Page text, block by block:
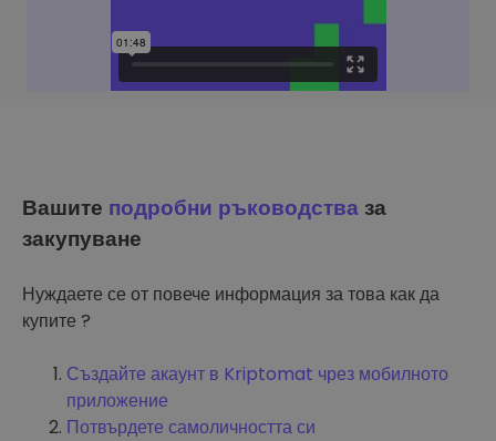
Вашите подробни ръководстваза
закупуване
Нуждаете се от повече информация за това как да
купите ?
Създайте акаунт в Kriptomat чрез мобилното
приложение
Потвърдете самоличността си